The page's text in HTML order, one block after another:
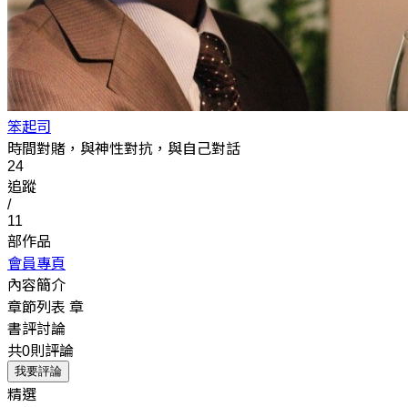
笨起司
時間對賭，與神性對抗，與自己對話
24
追蹤
/
11
部作品
會員專頁
內容簡介
章節列表 章
書評討論
共0則評論
我要評論
精選